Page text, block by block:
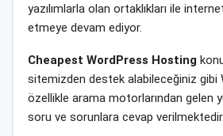
yazılımlarla olan ortaklıkları ile
etmeye devam ediyor.
Cheapest WordPress Hosting
sitemizden destek alabileceğiniz gibi
özellikle arama motorlarından gelen
soru ve sorunlara cevap verilmektedir.